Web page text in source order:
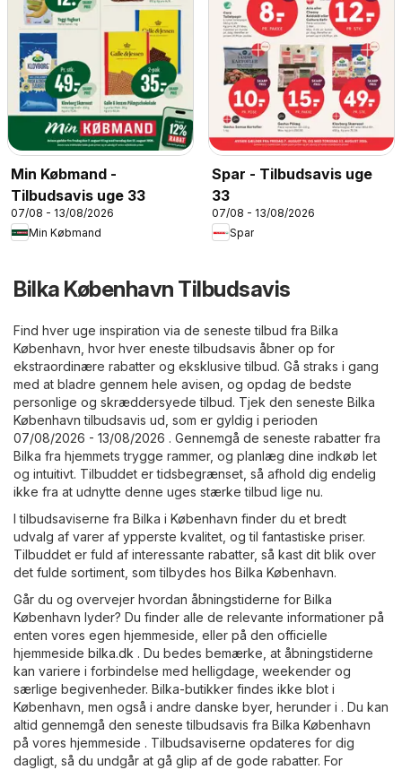
Min Købmand -
Tilbudsavis uge 33
07/08 - 13/08/2026
Min Købmand
Spar - Tilbudsavis uge
33
07/08 - 13/08/2026
Spar
Bilka København Tilbudsavis
Find hver uge inspiration via de seneste tilbud fra Bilka
København, hvor hver eneste tilbudsavis åbner op for
ekstraordinære rabatter og eksklusive tilbud. Gå straks i gang
med at bladre gennem hele avisen, og opdag de bedste
personlige og skræddersyede tilbud. Tjek den seneste Bilka
København tilbudsavis ud, som er gyldig i perioden
07/08/2026 - 13/08/2026 . Gennemgå de seneste rabatter fra
Bilka fra hjemmets trygge rammer, og planlæg dine indkøb let
og intuitivt. Tilbuddet er tidsbegrænset, så afhold dig endelig
ikke fra at udnytte denne uges stærke tilbud lige nu.
I tilbudsaviserne fra Bilka i København finder du et bredt
udvalg af varer af ypperste kvalitet, og til fantastiske priser.
Tilbuddet er fuld af interessante rabatter, så kast dit blik over
det fulde sortiment, som tilbydes hos Bilka København.
Går du og overvejer hvordan åbningstiderne for Bilka
København lyder? Du finder alle de relevante informationer på
enten vores egen hjemmeside, eller på den officielle
hjemmeside bilka.dk . Du bedes bemærke, at åbningstiderne
kan variere i forbindelse med helligdage, weekender og
særlige begivenheder. Bilka-butikker findes ikke blot i
København, men også i andre danske byer, herunder i . Du kan
altid gennemgå den seneste tilbudsavis fra Bilka København
på vores hjemmeside . Tilbudsaviserne opdateres for dig
dagligt, så du undgår at gå glip af de gode rabatter. For